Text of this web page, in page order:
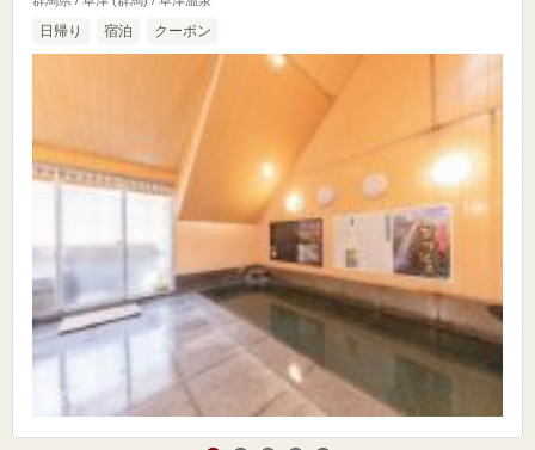
日帰り 宿泊 クーポン